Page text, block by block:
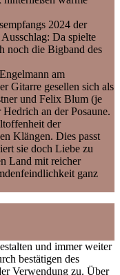
2024 der
Da spielte
noch die Bigband des
am
Gitarre gesellen sich als
und Felix Blum (je
an der Posaune.
der
Klängen. Dies passt
sie doch Liebe zu
Land mit reicher
ganz
und immer weiter
bestätigen des
Verwendung zu. Über